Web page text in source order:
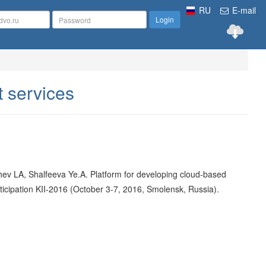
E-mail
RU
Login
services
LA, Shalfeeva Ye.A. Platform for developing cloud-based
KII-2016 (October 3-7, 2016, Smolensk, Russia).